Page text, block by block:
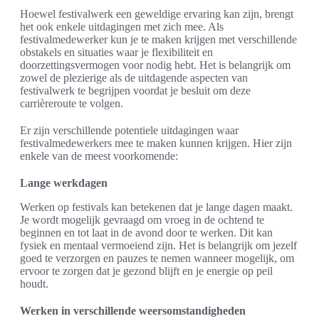
Hoewel festivalwerk een geweldige ervaring kan zijn, brengt
het ook enkele uitdagingen met zich mee. Als
festivalmedewerker kun je te maken krijgen met verschillende
obstakels en situaties waar je flexibiliteit en
doorzettingsvermogen voor nodig hebt. Het is belangrijk om
zowel de plezierige als de uitdagende aspecten van
festivalwerk te begrijpen voordat je besluit om deze
carrièreroute te volgen.
Er zijn verschillende potentiele uitdagingen waar
festivalmedewerkers mee te maken kunnen krijgen. Hier zijn
enkele van de meest voorkomende:
Lange werkdagen
Werken op festivals kan betekenen dat je lange dagen maakt.
Je wordt mogelijk gevraagd om vroeg in de ochtend te
beginnen en tot laat in de avond door te werken. Dit kan
fysiek en mentaal vermoeiend zijn. Het is belangrijk om jezelf
goed te verzorgen en pauzes te nemen wanneer mogelijk, om
ervoor te zorgen dat je gezond blijft en je energie op peil
houdt.
Werken in verschillende weersomstandigheden